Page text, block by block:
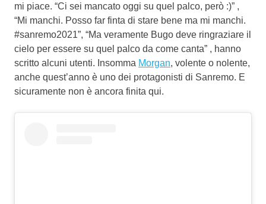
mi piace. “Ci sei mancato oggi su quel palco, però :)” ,
“Mi manchi. Posso far finta di stare bene ma mi manchi.
#sanremo2021”, “Ma veramente Bugo deve ringraziare il
cielo per essere su quel palco da come canta” , hanno
scritto alcuni utenti. Insomma Morgan, volente o nolente,
anche quest’anno è uno dei protagonisti di Sanremo. E
sicuramente non è ancora finita qui.